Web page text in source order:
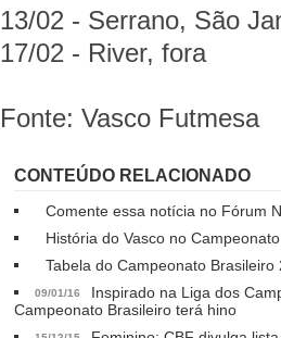
13/02 - Serrano, São
17/02 - River, fora
Fonte: Vasco Futmesa
CONTEÚDO RELACIONADO
Comente essa notícia no Fórum
História do Vasco no
Tabela do Campeonato Brasileiro
09/01/16
Inspirado na Liga dos
Campeonato Brasileiro terá hino